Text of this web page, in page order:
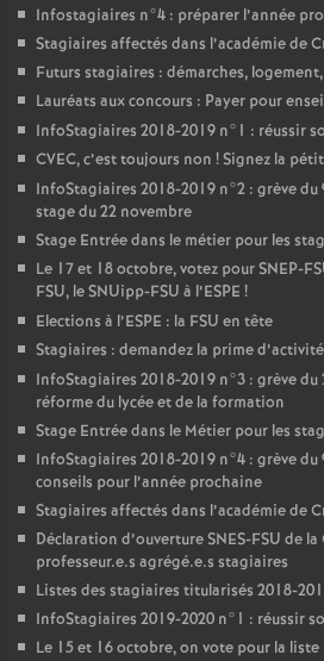
Infostagiaires n°4 : préparer l’année
Stagiaires affectés dans l’académie de
Futurs stagiaires : démarches,
Lauréats aux concours : Payer pour
InfoStagiaires 2018-2019 n°1 : réussir
CVEC, c’est toujours non ! Signez la
InfoStagiaires 2018-2019 n°2 : grève
stage du 22 novembre
Stage Entrée dans le métier pour les
Le 17 et 18 octobre, votez pourSNEP-
FSU, le SNUipp-FSU à l’ESPE !
Elections à l’ESPE : la FSU en tête
Stagiaires : demandez la prime d’activité
InfoStagiaires 2018-2019 n°3 : grève
réforme du lycée et de la formation
Stage Entrée dans le Métier pour les
InfoStagiaires 2018-2019 n°4 : grève
conseils pour l’année prochaine
Stagiaires affectés dans l’académie de
Déclaration d’ouvertureSNES-FSU de la
professeur.e.s agrégé.e.s stagiaires
Listes des stagiaires titularisés 2018-
InfoStagiaires 2019-2020 n°1 : réussir
Le 15 et 16 octobre, on vote pour la liste